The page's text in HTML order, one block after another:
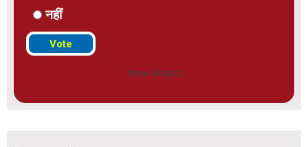
नहीं
View Results